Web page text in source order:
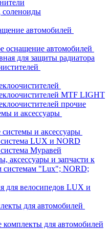
автомобилей
оснащение автомобилей
для защиты радиатора
MTF LIGHT
прочие
и аксессуары
и аксессуары
LUX и NORD
Муравей
аксессуары и запчасти к
системам "Lux"; NORD;
для велосипедов LUX и
для автомобилей
для автомобилей